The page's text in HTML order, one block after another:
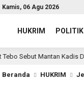
Kamis, 06 Agu 2026
HUKRIM POLITIK
Mantan Kadis Damkar
Beranda HUKRIM